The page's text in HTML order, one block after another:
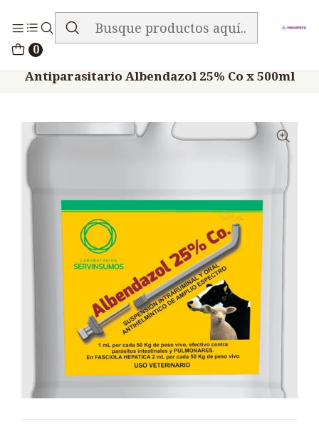
0
ENVIO GRATIS EN TODA LA TIENDA
Antiparasitario Albendazol 25% Co x 500ml